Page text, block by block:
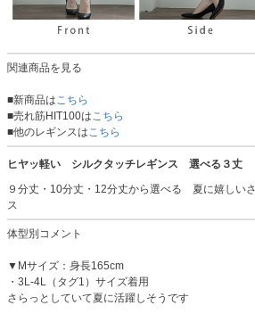
関連商品を見る
■新商品は こちら
■売れ筋HIT100は こちら
■他のレギンスは こちら
ヒヤッ軽い シルクタッチレギンス 選べる３丈
９分丈・10分丈・12分丈から選べる 夏に嬉しい
ス
体型別コメント
▼Mサイズ：身長165cm
・3L-4L（タグ1）サイズ着用
さらっとしていて夏に活躍しそうです